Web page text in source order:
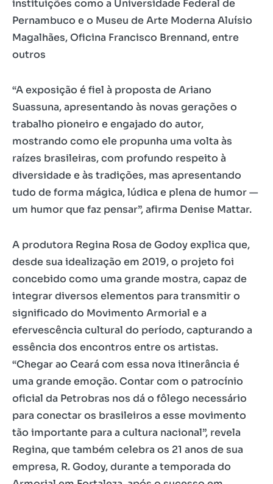
instituições como a Universidade Federal de
Pernambuco e o Museu de Arte Moderna Aluísio
Magalhães, Oficina Francisco Brennand, entre
outros
“A exposição é fiel à proposta de Ariano
Suassuna, apresentando às novas gerações o
trabalho pioneiro e engajado do autor,
mostrando como ele propunha uma volta às
raízes brasileiras, com profundo respeito à
diversidade e às tradições, mas apresentando
tudo de forma mágica, lúdica e plena de humor —
um humor que faz pensar”, afirma Denise Mattar.
A produtora Regina Rosa de Godoy explica que,
desde sua idealização em 2019, o projeto foi
concebido como uma grande mostra, capaz de
integrar diversos elementos para transmitir o
significado do Movimento Armorial e a
efervescência cultural do período, capturando a
essência dos encontros entre os artistas.
“Chegar ao Ceará com essa nova itinerância é
uma grande emoção. Contar com o patrocínio
oficial da Petrobras nos dá o fôlego necessário
para conectar os brasileiros a esse movimento
tão importante para a cultura nacional”, revela
Regina, que também celebra os 21 anos de sua
empresa, R. Godoy, durante a temporada do